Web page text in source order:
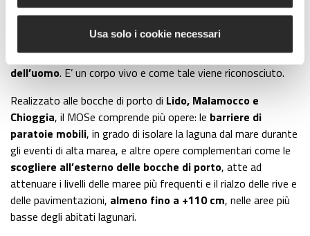
Usa solo i cookie necessari
sono tutti elementi compresi nella laguna di Venezia, che è per
morfologia dei suoi fondali alla tecnologia della zona portuale,
dallapreziosa fauna lagunarealleinnovative opere
dell’uomo. E’ un corpo vivo e come tale viene riconosciuto.
Realizzato alle bocche di porto di Lido, Malamocco e
Chioggia, il MOSe comprende più opere: le barriere di
paratoie mobili, in grado di isolare la laguna dal mare durante
gli eventi di alta marea, e altre opere complementari come le
scogliere all’esterno delle bocche di porto, atte ad
attenuare i livelli delle maree più frequenti e il rialzo delle rive e
delle pavimentazioni, almeno fino a +110 cm, nelle aree più
basse degli abitati lagunari.